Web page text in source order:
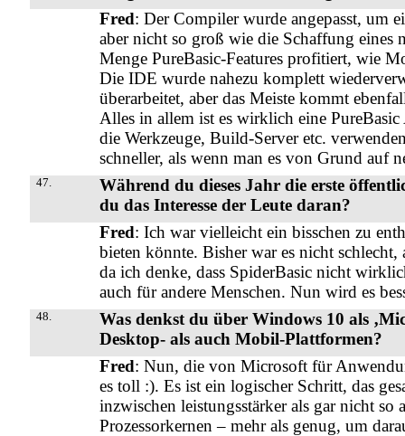
Fred: Der Compiler wurde angepasst, um
aber nicht so groß wie die Schaffung eines
Menge PureBasic-Features profitiert, wie
Die IDE wurde nahezu komplett
überarbeitet, aber das Meiste kommt
Alles in allem ist es wirklich eine
die Werkzeuge, Build-Server etc.
schneller, als wenn man es von Grund auf
47.
Während du dieses Jahr die erste
du das Interesse der Leute daran?
Fred: Ich war vielleicht ein bisschen zu
bieten könnte. Bisher war es nicht
da ich denke, dass SpiderBasic nicht
auch für andere Menschen. Nun wird es
48.
Was denkst du über Windows 10 als
Desktop- als auch Mobil-Plattformen?
Fred: Nun, die von Microsoft für
es toll :). Es ist ein logischer Schritt, das
inzwischen leistungsstärker als gar nicht
Prozessorkernen – mehr als genug, um